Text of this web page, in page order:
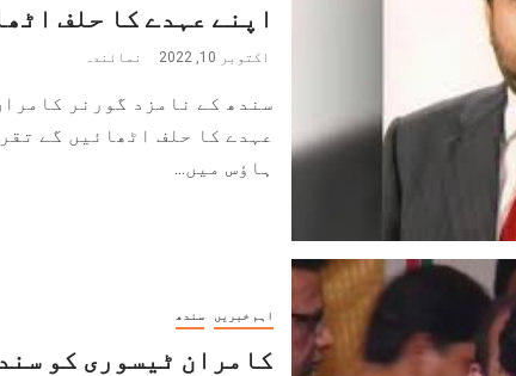
اپنے عہدے کا حلف
اکتوبر 10, 2022 نمائندہ
سندھ کے نامزد گورنر
عہدے کا حلف اٹھائیں گے
ہاؤس میں...
اہم خبریں سندھ
کامران ٹیسوری کو